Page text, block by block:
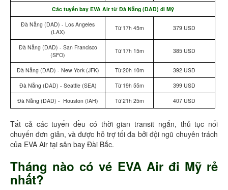
Các tuyến bay EVA Air từ Đà Nẵng (DAD) đi Mỹ
Đà Nẵng (DAD) - Los Angeles
(LAX)
Từ 17h 45m 379 USD
Đà Nẵng (DAD) - San Francisco
(SFO)
Từ 17h 15m 385 USD
Đà Nẵng (DAD) - New York (JFK) Từ 20h 10m
392 USD
Đà Nẵng (DAD) - Seattle (SEA)
Từ 19h 55m
399 USD
Đà Nẵng (DAD) - Houston (IAH)
Từ 21h 25m 407 USD
Tất cả các tuyến đều có thời gian transit ngắn, thủ tục nối
chuyến đơn giản, và được hỗ trợ tối đa bởi đội ngũ chuyên trách
của EVA Air tại sân bay Đài Bắc.
Tháng nào có vé EVA Air đi Mỹ rẻ
nhất?